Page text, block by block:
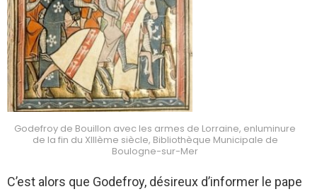
Godefroy de Bouillon avec les armes de Lorraine, enluminure
de la fin du XIIIème siècle, Bibliothèque Municipale de
Boulogne-sur-Mer
C’est alors que Godefroy, désireux d’informer le pape